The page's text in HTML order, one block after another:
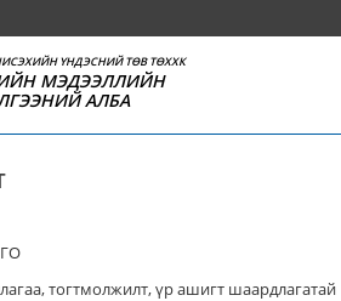
ҮНДЭСНИЙ ТӨВ ТӨХХК
МЭДЭЭЛЛИЙН
АЛБА
тогтмолжилт, үр ашигт шаардлагатай